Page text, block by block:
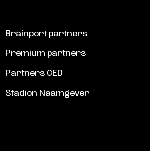
Brainport partners
Premium partners
Partners CED
Stadion Naamgever